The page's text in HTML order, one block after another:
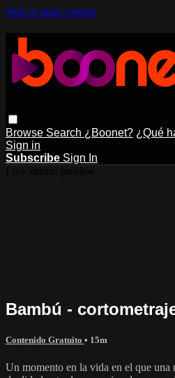
Skip to main content
Browse Search ¿Boonet? ¿Qué
Sign in
Subscribe Sign In
Bambú -
Contenido Gratuito • 15m
Un momento en la vida en el que una